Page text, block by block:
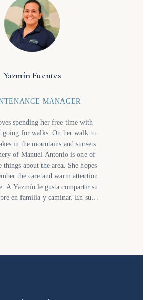
Most of all, she hopes
in the future and recommend us
and family who would enjoy
Costa Rica, and especially the
of Manuel Antonio.
Yazmín Fuentes
MANAGER
spending her free time with
going for walks. On her walk to
in the mountains and sunsets
of Manuel Antonio is one of
about the area. She hopes
the care and warm attention
en familia y caminar. En su
disfruta de las montañas,